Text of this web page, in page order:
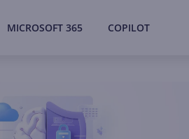
MICROSOFT 365 COPILOT